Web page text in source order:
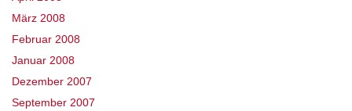
März 2008
Februar 2008
Januar 2008
Dezember 2007
September 2007